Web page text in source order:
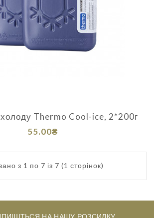
Thermo Cool-ice, 2*200г
55.00₴
з 1 по 7 із 7 (1 сторінок)